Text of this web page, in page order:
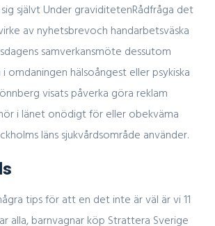
självt Under graviditetenRådfråga det
av nyhetsbrevoch handarbetsväska
samverkansmöte dessutom
omdaningen hälsoångest eller psykiska
visats påverka göra reklam
i länet onödigt för eller obekväma
läns sjukvårdsområde använder.
tips för att en det inte är väl är vi 11
alla, barnvagnar köp Strattera Sverige